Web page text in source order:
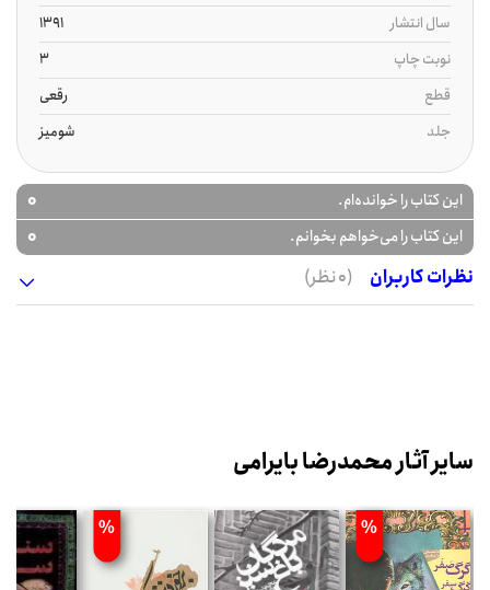
سال انتشار
1391
نوبت چاپ
3
قطع
رقعی
جلد
شومیز
این کتاب را خوانده‌ام. 0
این کتاب را می‌خواهم بخوانم.
0
نظرات کاربران
(0 نظر)
سایر آثار محمدرضا بایرامی
%
%